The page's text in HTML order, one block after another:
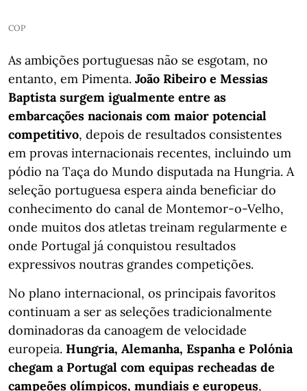
COP
As ambições portuguesas não se esgotam, no
entanto, em Pimenta. João Ribeiro e Messias
Baptista surgem igualmente entre as
embarcações nacionais com maior potencial
competitivo, depois de resultados consistentes
em provas internacionais recentes, incluindo um
pódio na Taça do Mundo disputada na Hungria. A
seleção portuguesa espera ainda beneficiar do
conhecimento do canal de Montemor-o-Velho,
onde muitos dos atletas treinam regularmente e
onde Portugal já conquistou resultados
expressivos noutras grandes competições.
No plano internacional, os principais favoritos
continuam a ser as seleções tradicionalmente
dominadoras da canoagem de velocidade
europeia. Hungria, Alemanha, Espanha e Polónia
chegam a Portugal com equipas recheadas de
campeões olímpicos, mundiais e europeus,